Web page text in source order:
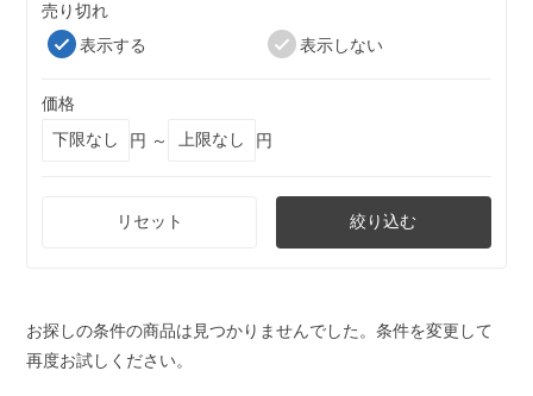
売り切れ
表示する
表示しない
価格
円 ～
円
リセット 絞り込む
お探しの条件の商品は見つかりませんでした。条件を変更して
再度お試しください。